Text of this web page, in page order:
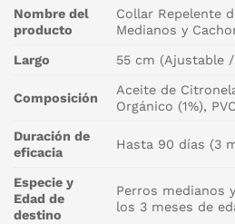
Nombre del
producto
Collar Repelente
Medianos y
Largo 55 cm (Ajustable
Composición
Aceite de
Orgánico (1%),
Duración de
eficacia
Hasta 90 días (3
Especie y
Edad de
destino
Perros medianos
los 3 meses de